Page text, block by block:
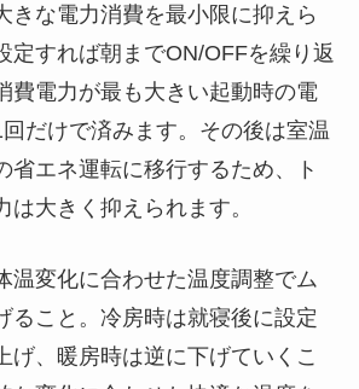
きな電力消費を最小限に抑えら
定すれば朝までON/OFFを繰り返
費電力が最も大きい起動時の電
だけで済みます。その後は室温
省エネ運転に移行するため、ト
は大きく抑えられます。
温変化に合わせた温度調整でム
ること。冷房時は就寝後に設定
げ、暖房時は逆に下げていくこ